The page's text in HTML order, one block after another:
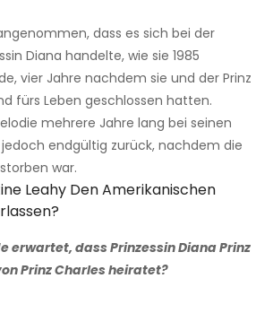
dass es sich bei der
Diana handelte, wie sie 1985
vier Jahre nachdem sie und der Prinz
fürs Leben geschlossen hatten.
mehrere Jahre lang bei seinen
jedoch endgültig zurück, nachdem die
war.
Leahy Den Amerikanischen
erwartet, dass Prinzessin Diana Prinz
Prinz Charles heiratet?